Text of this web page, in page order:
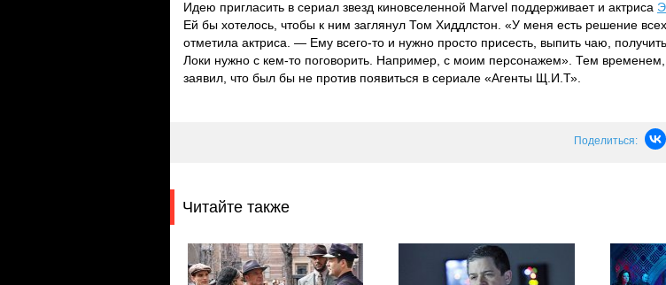
Идею пригласить в сериал звезд киновселенной Marvel поддерживает и актриса
Ей бы хотелось, чтобы к ним заглянул Том Хиддлстон. «У меня есть решение
отметила актриса. — Ему всего-то и нужно просто присесть, выпить чаю,
Локи нужно с кем-то поговорить. Например, с моим персонажем». Тем
заявил, что был бы не против появиться в сериале «Агенты Щ.И.Т».
Поделиться:
Читайте также